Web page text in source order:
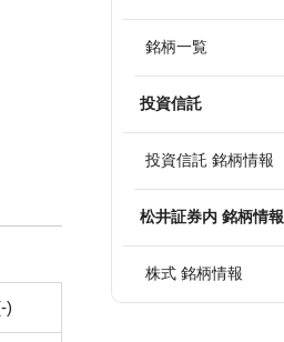
)
銘柄一覧
投資信託
投資信託 銘柄情報
松井証券内 銘柄情報
株式 銘柄情報